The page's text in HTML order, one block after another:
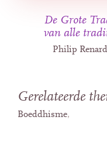
De Grote
van alle
Philip Renard
Gerelateerde
Boeddhisme